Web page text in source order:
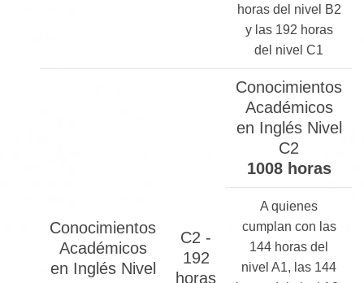
horas del nivel B2
y las 192 horas
del nivel C1
Conocimientos
Académicos
en Inglés Nivel
C2 -
192
horas
Conocimientos
Académicos
en Inglés Nivel
C2
1008 horas
A quienes
cumplan con las
144 horas del
nivel A1, las 144